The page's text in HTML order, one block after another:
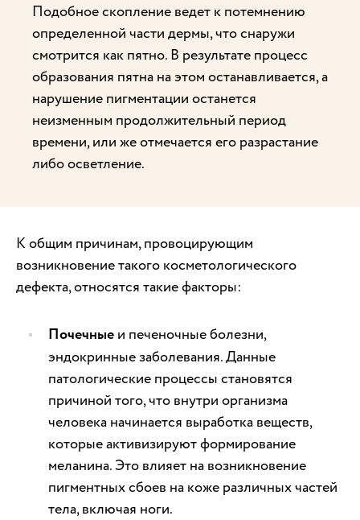
Подобное скопление ведет к потемнению
определенной части дермы, что снаружи
смотрится как пятно. В результате процесс
образования пятна на этом останавливается, а
нарушение пигментации останется
неизменным продолжительный период
времени, или же отмечается его разрастание
либо осветление.
К общим причинам, провоцирующим
возникновение такого косметологического
дефекта, относятся такие факторы:
Почечные и печеночные болезни,
эндокринные заболевания. Данные
патологические процессы становятся
причиной того, что внутри организма
человека начинается выработка веществ,
которые активизируют формирование
меланина. Это влияет на возникновение
пигментных сбоев на коже различных частей
тела, включая ноги.